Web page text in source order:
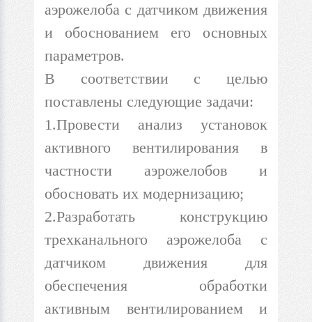
аэрожелоба с датчиком движения
и обоснованием его основных
параметров.
В соответствии с целью
поставлены следующие задачи:
1.Провести анализ установок
активного вентилирования в
частности аэрожелобов и
обосновать их модернизацию;
2.Разработать конструкцию
трехканального аэрожелоба с
датчиком движения для
обеспечения обработки
активным вентилированием и